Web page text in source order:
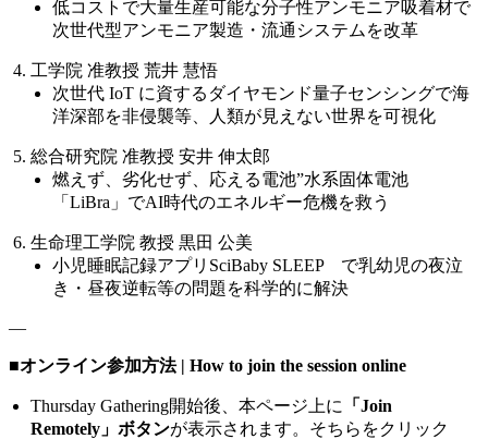
低コストで大量生産可能な分子性アンモニア吸着材で
次世代型アンモニア製造・流通システムを改革
工学院 准教授 荒井 慧悟
次世代 IoT に資するダイヤモンド量子センシングで海
洋深部を非侵襲等、人類が見えない世界を可視化
総合研究院 准教授 安井 伸太郎
燃えず、劣化せず、応える電池”水系固体電池
「 LiBra 」でAI時代のエネルギー危機を救う
生命理工学院 教授 黒田 公美
小児睡眠記録アプリ SciBaby SLEEPで乳幼児の夜泣
き・昼夜逆転等の問題を科学的に解決
—
■オンライン参加方法 | How to join the session online
Thursday Gathering開始後、本ページ上に
「Join
Remotely」ボタンが表示されます。そちらをクリック